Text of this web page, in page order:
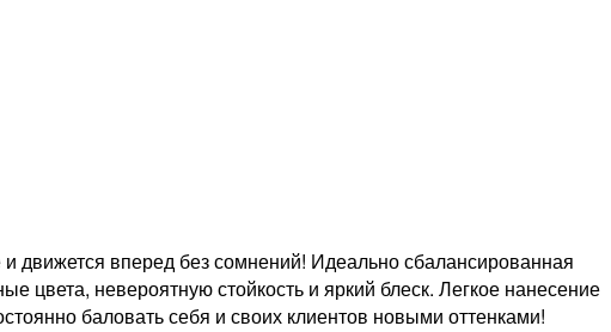
и движется вперед без сомнений! Идеально сбалансированная
невероятную стойкость и яркий блеск. Легкое нанесение
баловать себя и своих клиентов новыми оттенками!